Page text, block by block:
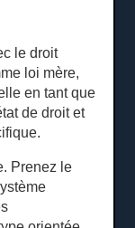
le droit
loi mère,
en tant que
de droit et
Prenez le